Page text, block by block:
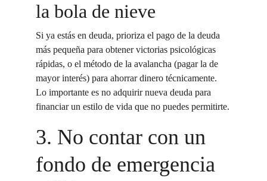
la bola de nieve
Si ya estás en deuda, prioriza el pago de la deuda
más pequeña para obtener victorias psicológicas
rápidas, o el método de la avalancha (pagar la de
mayor interés) para ahorrar dinero técnicamente.
Lo importante es no adquirir nueva deuda para
financiar un estilo de vida que no puedes permitirte.
3. No contar con un
fondo de emergencia